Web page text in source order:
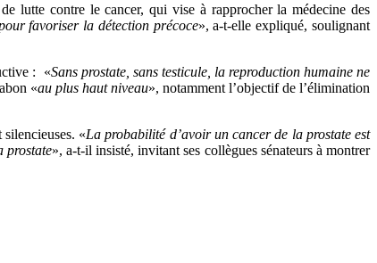
lutte contre le cancer, qui vise à rapprocher la médecine des
favoriser la détection précoce», a-t-elle expliqué, soulignant
: «Sans prostate, sans testicule, la reproduction humaine ne
«au plus haut niveau», notamment l’objectif de l’élimination
«La probabilité d’avoir un cancer de la prostate est
prostate», a-t-il insisté, invitant ses collègues sénateurs à montrer